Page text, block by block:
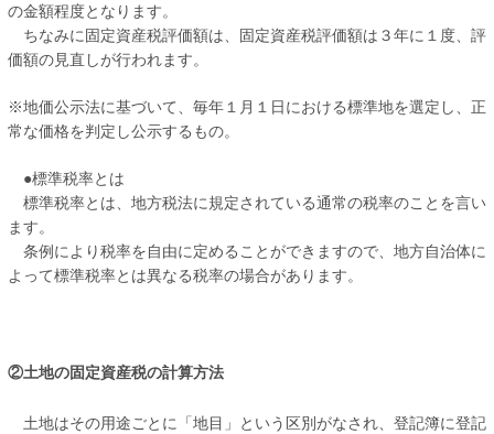
の金額程度となります。
ちなみに固定資産税評価額は、固定資産税評価額は３年に１度、評
価額の見直しが行われます。
※地価公示法に基づいて、毎年１月１日における標準地を選定し、正
常な価格を判定し公示するもの。
●標準税率とは
標準税率とは、地方税法に規定されている通常の税率のことを言い
ます。
条例により税率を自由に定めることができますので、地方自治体に
よって標準税率とは異なる税率の場合があります。
②土地の固定資産税の計算方法
土地はその用途ごとに「地目」という区別がなされ、登記簿に登記